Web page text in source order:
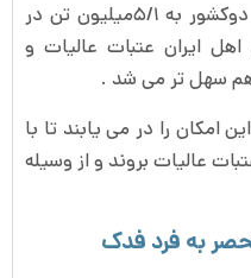
خطوط , مبادلات محصول در بین دو‌کشور به ۵/‌۱میلیون تن در
ایران عتبات عالیات و
سهل تر می شد .
امکان را در می یابند تا با
عالیات بروند و از وسیله
به فرد فدک